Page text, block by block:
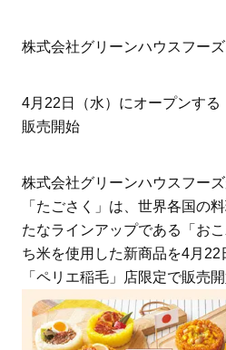
ママとパパに贈る「ジェンダ
株式会社グリーンハウスフーズ
4月22日（水）にオープンす
販売開始
株式会社グリーンハウスフー
「たごさく」は、世界各国の
たなラインアップである「お
ち米を使用した新商品を4月22
「ペリエ稲毛」店限定で販売